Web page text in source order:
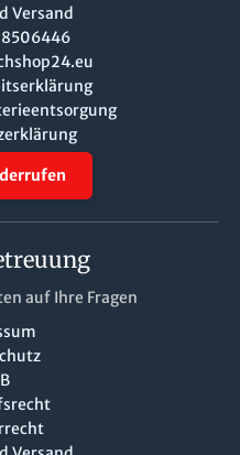
Versand
auf Ihre Fragen